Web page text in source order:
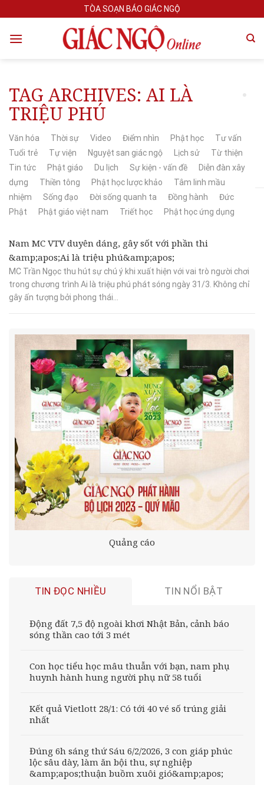
to
content
TÒA SOẠN BÁO GIÁC NGỘ
TAG ARCHIVES: AI LÀ
TRIỆU PHÚ
Văn hóa Thời sự Video Điểm nhìn Phật học
Tư vấn
Tuổi trẻ
Tự viện Nguyệt san giác ngộ Lịch sử
Từ thiện
Tin tức
Phật giáo Du lịch Sự kiện - vấn đề
Diễn đàn xây
dựng
Thiền tông Phật học lược khảo
Tâm linh mầu
nhiệm
Sống đạo Đời sống quanh ta Đồng hành
Đức
Phật
Phật giáo việt nam Triết học Phật học ứng dụng
Nam MC VTV duyên dáng, gây sốt với phần thi
&amp;apos;Ai là triệu phú&amp;apos;
MC Trần Ngọc thu hút sự chú ý khi xuất hiện với vai trò người chơi
trong chương trình Ai là triệu phú phát sóng ngày 31/3. Không chỉ
gây ấn tượng bởi phong thái...
Quảng cáo
TIN ĐỌC NHIỀU TIN NỔI BẬT
Động đất 7,5 độ ngoài khơi Nhật Bản, cảnh báo
sóng thần cao tới 3 mét
Con học tiểu học mâu thuẫn với bạn, nam phụ
huynh hành hung người phụ nữ 58 tuổi
Kết quả Vietlott 28/1: Có tới 40 vé số trúng giải
nhất
Đúng 6h sáng thứ Sáu 6/2/2026, 3 con giáp phúc
lộc sâu dày, làm ăn bội thu, sự nghiệp
&amp;apos;thuận buồm xuôi gió&amp;apos;